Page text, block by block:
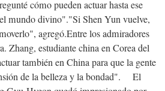
cómo pueden actuar hasta ese
mundo divino"."Si Shen Yun vuelve,
agregó.Entre los admiradores
Zhang, estudiante china en Corea del
también en China para que la gente
de la belleza y la bondad". El